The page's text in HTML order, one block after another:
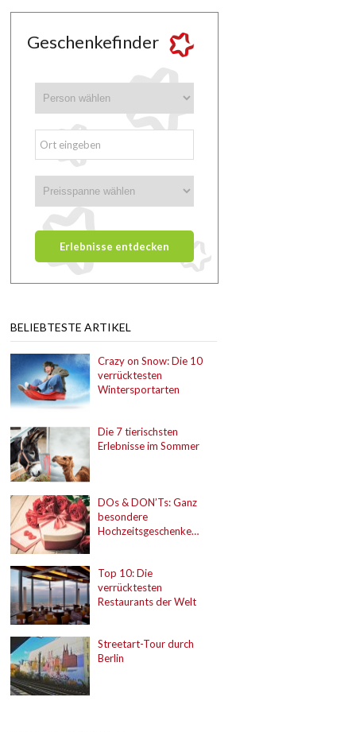
Geschenkefinder
BELIEBTESTE ARTIKEL
Crazy on Snow: Die 10
verrücktesten
Wintersportarten
Die 7 tierischsten
Erlebnisse im Sommer
DOs & DON’Ts: Ganz
besondere
Hochzeitsgeschenke…
Top 10: Die
verrücktesten
Restaurants der Welt
Streetart-Tour durch
Berlin